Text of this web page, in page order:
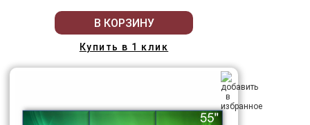
В КОРЗИНУ
Купить в 1 клик